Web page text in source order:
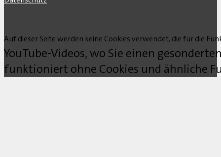
Auf dieser Seite werden keine Cookies verwendet, die für die
YouTube-Videos, wo Sie einen
funktioniert ohne Cookies und ähnliche